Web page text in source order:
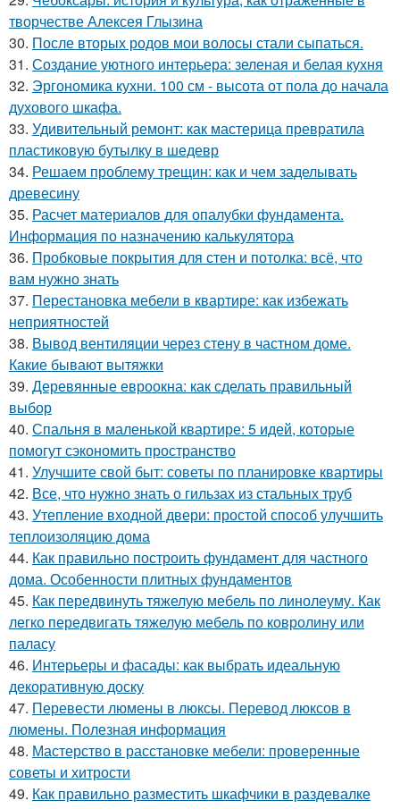
творчестве Алексея Глызина
30. После вторых родов мои волосы стали сыпаться.
31. Создание уютного интерьера: зеленая и белая кухня
32. Эргономика кухни. 100 см - высота от пола до начала
духового шкафа.
33. Удивительный ремонт: как мастерица превратила
пластиковую бутылку в шедевр
34. Решаем проблему трещин: как и чем заделывать
древесину
35. Расчет материалов для опалубки фундамента.
Информация по назначению калькулятора
36. Пробковые покрытия для стен и потолка: всё, что
вам нужно знать
37. Перестановка мебели в квартире: как избежать
неприятностей
38. Вывод вентиляции через стену в частном доме.
Какие бывают вытяжки
39. Деревянные евроокна: как сделать правильный
выбор
40. Спальня в маленькой квартире: 5 идей, которые
помогут сэкономить пространство
41. Улучшите свой быт: советы по планировке квартиры
42. Все, что нужно знать о гильзах из стальных труб
43. Утепление входной двери: простой способ улучшить
теплоизоляцию дома
44. Как правильно построить фундамент для частного
дома. Особенности плитных фундаментов
45. Как передвинуть тяжелую мебель по линолеуму. Как
легко передвигать тяжелую мебель по ковролину или
паласу
46. Интерьеры и фасады: как выбрать идеальную
декоративную доску
47. Перевести люмены в люксы. Перевод люксов в
люмены. Полезная информация
48. Мастерство в расстановке мебели: проверенные
советы и хитрости
49. Как правильно разместить шкафчики в раздевалке